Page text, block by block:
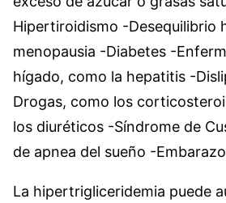
Hipertiroidismo -Desequilibrio
menopausia -Diabetes -
hígado, como la hepatitis -
Drogas, como los
los diuréticos -Síndrome de
de apnea del sueño -Embarazo
La hipertrigliceridemia puede